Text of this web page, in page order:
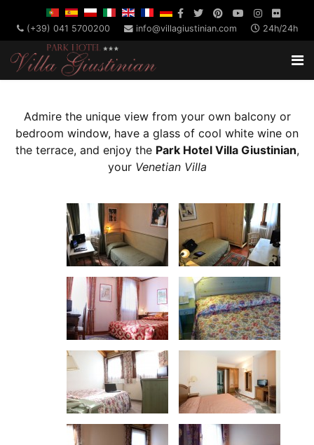
(+39) 041 5700200 info@villagiustinian.com 24h/24h
Admire the unique view from your own balcony or
bedroom window, have a glass of cool white wine on
the terrace, and enjoy the Park Hotel Villa Giustinian,
your Venetian Villa